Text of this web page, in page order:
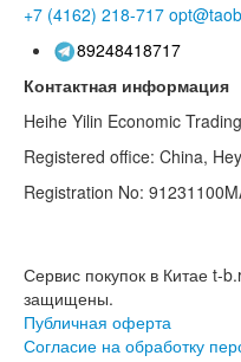
+7 (4162) 218-717
89248418717
Контактная информация
Heihe Yilin Economic
Registered office: China,
Registration No:
Сервис покупок в Китае t-
защищены.
Публичная оферта
Согласие на обработку